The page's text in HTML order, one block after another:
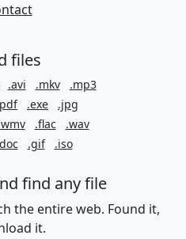
files
.avi .mkv
.mp3
.exe
.jpg
.flac
.wav
.gif .iso
find any file
the entire web. Found it,
it.